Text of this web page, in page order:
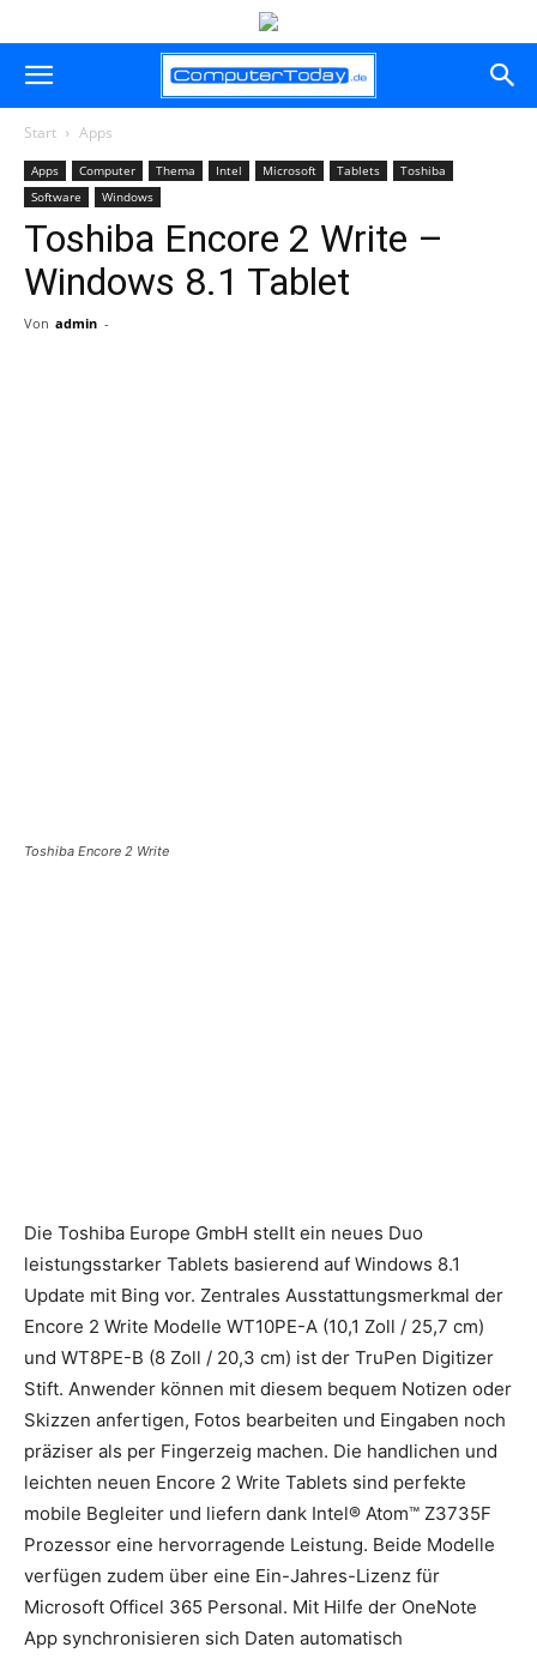
Start Apps
Apps Computer Thema Intel Microsoft Tablets
Toshiba
Software
Windows
Toshiba Encore 2 Write –
Windows 8.1 Tablet
Von admin -
Toshiba Encore 2 Write
Die Toshiba Europe GmbH stellt ein neues Duo
leistungsstarker Tablets basierend auf Windows 8.1
Update mit Bing vor. Zentrales Ausstattungsmerkmal der
Encore 2 Write Modelle WT10PE-A (10,1 Zoll / 25,7 cm)
und WT8PE-B (8 Zoll / 20,3 cm) ist der TruPen Digitizer
Stift. Anwender können mit diesem bequem Notizen oder
Skizzen anfertigen, Fotos bearbeiten und Eingaben noch
präziser als per Fingerzeig machen. Die handlichen und
leichten neuen Encore 2 Write Tablets sind perfekte
mobile Begleiter und liefern dank Intel® Atom™ Z3735F
Prozessor eine hervorragende Leistung. Beide Modelle
verfügen zudem über eine Ein-Jahres-Lizenz für
Microsoft Officel 365 Personal. Mit Hilfe der OneNote
App synchronisieren sich Daten automatisch